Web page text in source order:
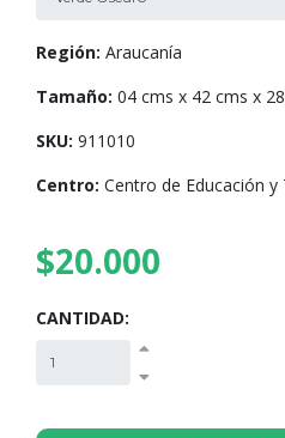
Región: Araucanía
Tamaño: 04 cms x 42 cms x
SKU: 911010
Centro: Centro de Educación y
$20.000
CANTIDAD: